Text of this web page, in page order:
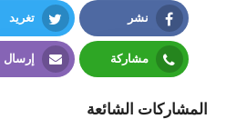
نشر
Facebook
تغريد
Twitter
مشاركة إرسال
المشاركات الشائعة